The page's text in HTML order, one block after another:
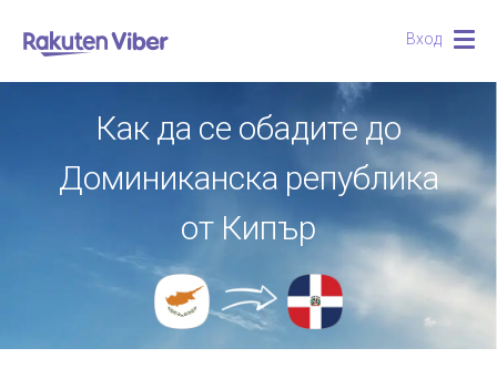
Вход
Как да се обадите до
Доминиканска република
от Кипър